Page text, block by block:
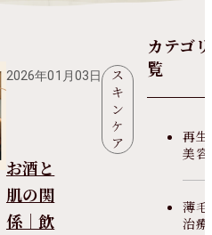
2026年01月03日
ス
キ
ン
ケ
ア
お酒と
肌の関
係｜飲
カテゴ
覧
再生
美容
薄毛
治療